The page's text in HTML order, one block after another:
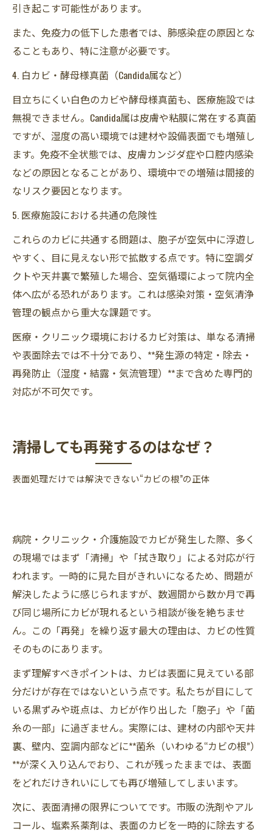
引き起こす可能性があります。
また、免疫力の低下した患者では、肺感染症の原因とな
ることもあり、特に注意が必要です。
4. 白カビ・酵母様真菌（Candida属など）
目立ちにくい白色のカビや酵母様真菌も、医療施設では
無視できません。Candida属は皮膚や粘膜に常在する真菌
ですが、湿度の高い環境では建材や設備表面でも増殖し
ます。免疫不全状態では、皮膚カンジダ症や口腔内感染
などの原因となることがあり、環境中での増殖は間接的
なリスク要因となります。
5. 医療施設における共通の危険性
これらのカビに共通する問題は、胞子が空気中に浮遊し
やすく、目に見えない形で拡散する点です。特に空調ダ
クトや天井裏で繁殖した場合、空気循環によって院内全
体へ広がる恐れがあります。これは感染対策・空気清浄
管理の観点から重大な課題です。
医療・クリニック環境におけるカビ対策は、単なる清掃
や表面除去では不十分であり、**発生源の特定・除去・
再発防止（湿度・結露・気流管理）**まで含めた専門的
対応が不可欠です。
清掃しても再発するのはなぜ？
表面処理だけでは解決できない“カビの根”の正体
病院・クリニック・介護施設でカビが発生した際、多く
の現場ではまず「清掃」や「拭き取り」による対応が行
われます。一時的に見た目がきれいになるため、問題が
解決したように感じられますが、数週間から数か月で再
び同じ場所にカビが現れるという相談が後を絶ちませ
ん。この「再発」を繰り返す最大の理由は、カビの性質
そのものにあります。
まず理解すべきポイントは、カビは表面に見えている部
分だけが存在ではないという点です。私たちが目にして
いる黒ずみや斑点は、カビが作り出した「胞子」や「菌
糸の一部」に過ぎません。実際には、建材の内部や天井
裏、壁内、空調内部などに**菌糸（いわゆる“カビの根”）
**が深く入り込んでおり、これが残ったままでは、表面
をどれだけきれいにしても再び増殖してしまいます。
次に、表面清掃の限界についてです。市販の洗剤やアル
コール、塩素系薬剤は、表面のカビを一時的に除去する